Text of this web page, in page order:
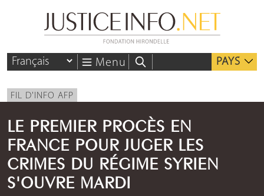
Menu PAYS
FIL D'INFO AFP
LE PREMIER PROCÈS EN
FRANCE POUR JUGER LES
CRIMES DU RÉGIME SYRIEN
S'OUVRE MARDI